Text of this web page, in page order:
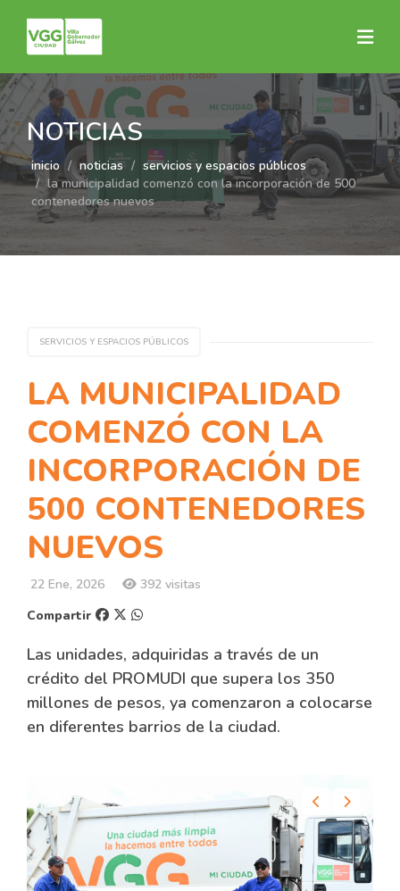
NOTICIAS
inicio noticias
servicios y espacios públicos
la municipalidad comenzó con la incorporación de 500
contenedores nuevos
SERVICIOS Y ESPACIOS PÚBLICOS
LA MUNICIPALIDAD
COMENZÓ CON LA
INCORPORACIÓN DE
500 CONTENEDORES
NUEVOS
22 Ene, 2026
392 visitas
Compartir
Las unidades, adquiridas a través de un
crédito del PROMUDI que supera los 350
millones de pesos, ya comenzaron a colocarse
en diferentes barrios de la ciudad.